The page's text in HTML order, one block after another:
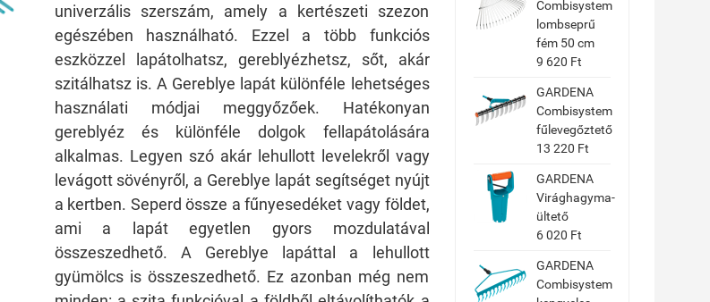
univerzális szerszám, amely a kertészeti szezon
egészében használható. Ezzel a több funkciós
eszközzel lapátolhatsz, gereblyézhetsz, sőt, akár
szitálhatsz is. A Gereblye lapát különféle lehetséges
használati módjai meggyőzőek. Hatékonyan
gereblyéz és különféle dolgok fellapátolására
alkalmas. Legyen szó akár lehullott levelekről vagy
levágott sövényről, a Gereblye lapát segítséget nyújt
a kertben. Seperd össze a fűnyesedéket vagy földet,
ami a lapát egyetlen gyors mozdulatával
összeszedhető. A Gereblye lapáttal a lehullott
gyümölcs is összeszedhető. Ez azonban még nem
Combisystem
lombseprű
fém 50 cm
9 620 Ft
GARDENA
Combisystem
fűlevegőztető
13 220 Ft
GARDENA
Virághagyma-
ültető
6 020 Ft
GARDENA
Combisystem